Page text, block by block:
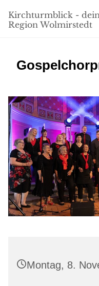
Kirchturmblick -
Region Wolmirstedt
Montag, 8.